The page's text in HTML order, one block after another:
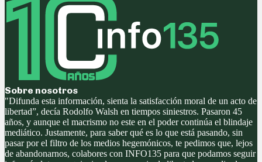
Sobre nosotros
"Difunda esta información, sienta la satisfacción moral de un acto de
libertad”, decía Rodolfo Walsh en tiempos siniestros. Pasaron 45
años, y aunque el macrismo no este en el poder continúa el blindaje
mediático. Justamente, para saber qué es lo que está pasando, sin
pasar por el filtro de los medios hegemónicos, te pedimos que, lejos
de abandonarnos, colabores con INFO135 para que podamos seguir